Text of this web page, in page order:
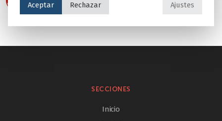
SECCIONES
Inicio
Aceptar Rechazar Ajustes